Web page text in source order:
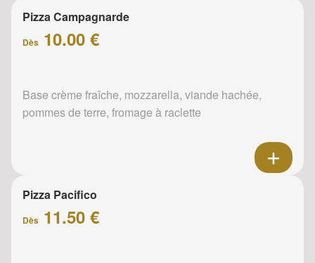
Pizza Campagnarde
Dès 10.00 €
Base crème fraîche, mozzarella, viande hachée,
pommes de terre, fromage à raclette
Pizza Pacifico
Dès 11.50 €